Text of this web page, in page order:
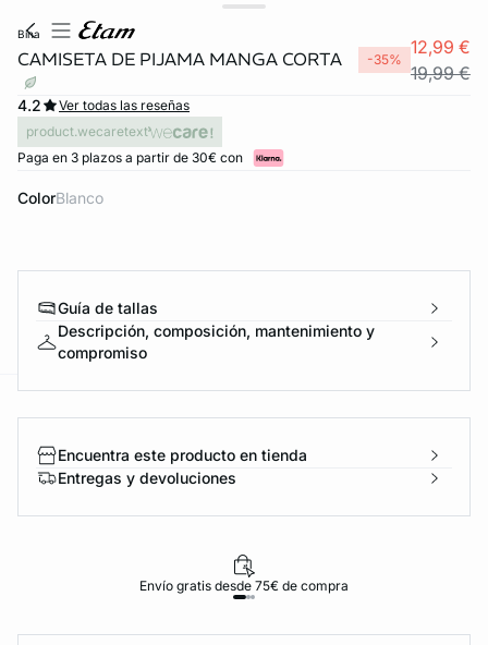
bina
CAMISETA DE PIJAMA MANGA CORTA -35%
12,99 €
19,99 €
4.2
Ver todas las reseñas
product.wecaretext
Paga en 3 plazos a partir de 30€ con
Color blanco
Guía de tallas
Descripción, composición, mantenimiento y
compromiso
Encuentra este producto en tienda
Entregas y devoluciones
Envío gratis desde 75€ de compra